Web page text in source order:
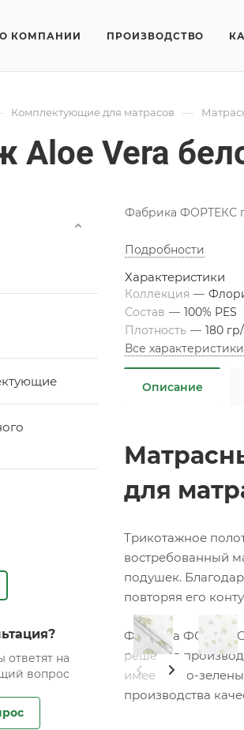
О КОМПАНИИ ПРОИЗВОДСТВО
Комплектующие для матрасов —
Aloe Vera
Фабрика ФОРТЕКС
Подробности
Характеристики
Коллекция —
Состав — 100% PES
Плотность — 180
Все характеристики
Описание
для
Трикотажное
востребованный
подушек.
повторяя его
Фабрика ФОРТЕКС
решения
имеет бело-
производства
на
вопрос